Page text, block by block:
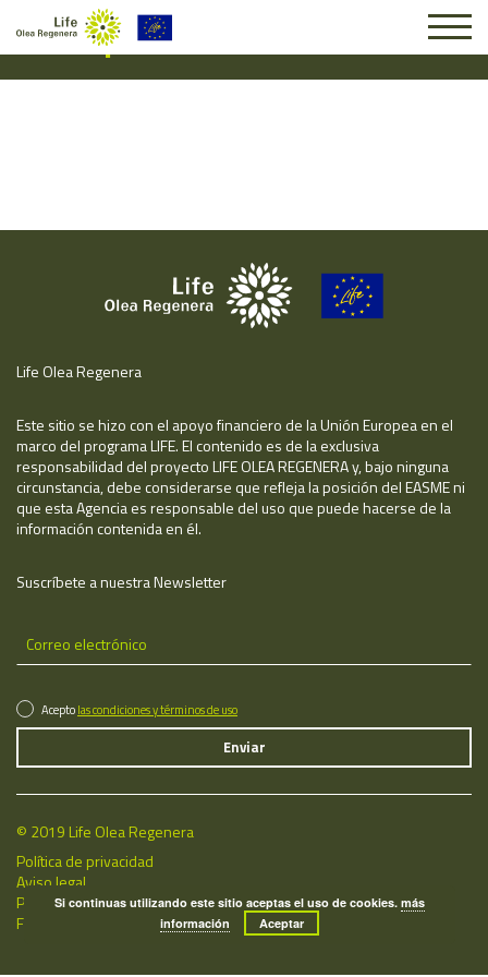
Suscripción #16004
Life Olea Regenera
Este sitio se hizo con el apoyo financiero de la Unión Europea en el
marco del programa LIFE. El contenido es de la exclusiva
responsabilidad del proyecto LIFE OLEA REGENERA y, bajo ninguna
circunstancia, debe considerarse que refleja la posición del EASME ni
que esta Agencia es responsable del uso que puede hacerse de la
información contenida en él.
Suscríbete a nuestra Newsletter
Aceptolas condiciones y términos de uso
© 2019 Life Olea Regenera
Política de privacidad
Aviso legal
Política de cookies
Fecha de última actualización: 07/08/2026
Si continuas utilizando este sitio aceptas el uso de cookies.más
información
Aceptar